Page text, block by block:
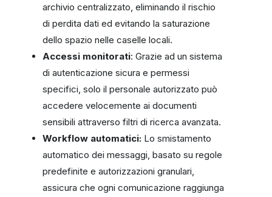
archivio centralizzato, eliminando il rischio
di perdita dati ed evitando la saturazione
dello spazio nelle caselle locali.
Accessi monitorati: Grazie ad un sistema
di autenticazione sicura e permessi
specifici, solo il personale autorizzato può
accedere velocemente ai documenti
sensibili attraverso filtri di ricerca avanzata.
Workflow automatici: Lo smistamento
automatico dei messaggi, basato su regole
predefinite e autorizzazioni granulari,
assicura che ogni comunicazione raggiunga